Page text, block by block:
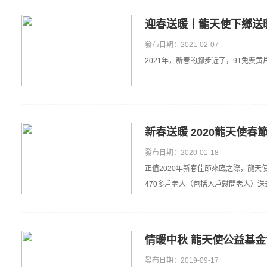
迎春送暖丨龍天使下鄉送
發布日期：2021-02-07
2021年，新春的腳步近了，91免费黄
新春送暖 2020龍天使春
發布日期：2020-01-18
正值2020年新春佳節來臨之際，龍天
470多戶老人（包括入戶慰問老人）送
情暖中秋 龍天使公益基
發布日期：2019-09-17